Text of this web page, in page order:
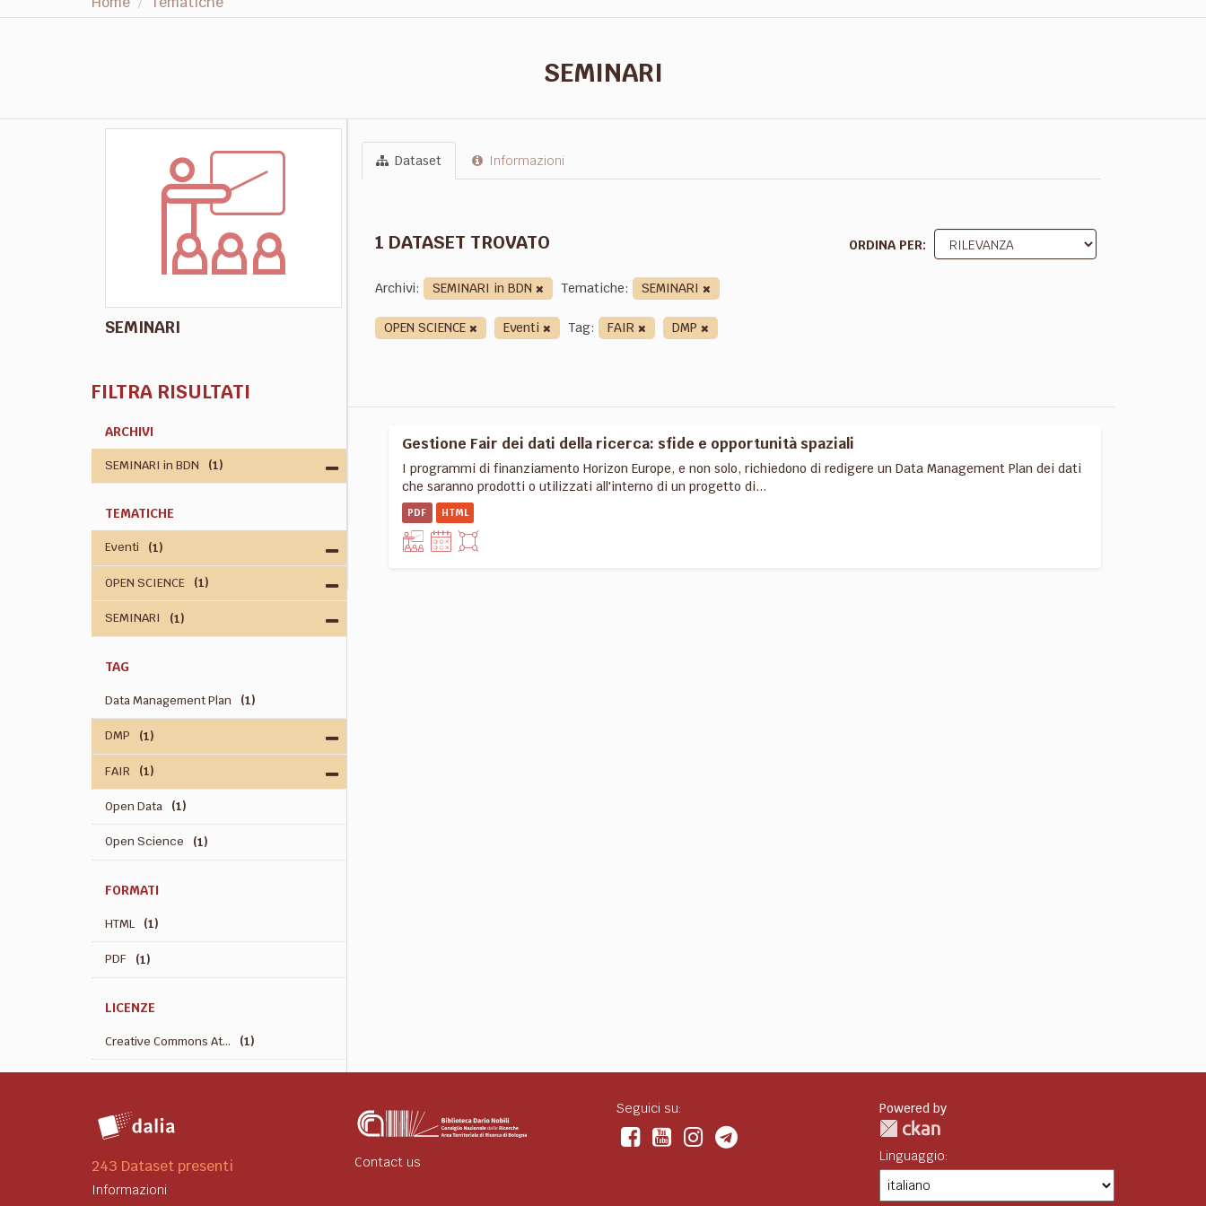
SEMINARI
SEMINARI
FILTRA RISULTATI
ARCHIVI
SEMINARI in BDN (1)
TEMATICHE
Eventi (1)
OPEN SCIENCE (1)
SEMINARI (1)
TAG
Data Management Plan (1)
DMP (1)
FAIR (1)
Open Data (1)
Open Science (1)
FORMATI
HTML (1)
PDF (1)
LICENZE
Creative Commons At... (1)
Dataset Informazioni
ORDINA PER
1 DATASET TROVATO
Archivi: SEMINARI in BDN Tematiche:
SEMINARI
OPEN SCIENCE
Eventi Tag: FAIR DMP
Gestione Fair dei dati della ricerca: sfide e opportunità spaziali
I programmi di finanziamento Horizon Europe, e non solo, richiedono di redigere un Data Management Plan dei dati
che saranno prodotti o utilizzati all'interno di un progetto di...
PDF HTML
243 Dataset presenti
Informazioni
Contact us
Seguici su: Powered by
Linguaggio